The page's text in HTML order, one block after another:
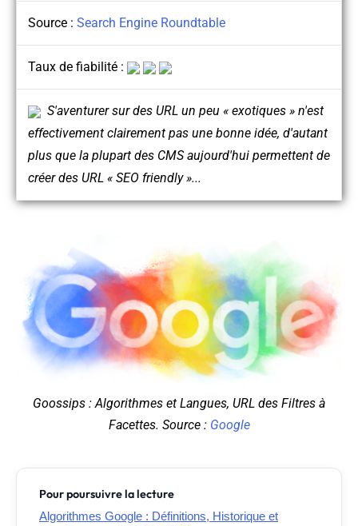
Source : Search Engine Roundtable
Taux de fiabilité :
S'aventurer sur des URL un peu « exotiques » n'est
effectivement clairement pas une bonne idée, d'autant
plus que la plupart des CMS aujourd'hui permettent de
créer des URL « SEO friendly »...
Goossips : Algorithmes et Langues, URL des Filtres à
Facettes. Source : Google
Pour poursuivre la lecture
Algorithmes Google : Définitions, Historique et